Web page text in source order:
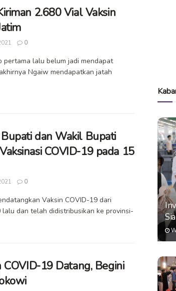
2.680 Vial Vaksin
0
lalu belum jadi mendapat
Ngaiw mendapatkan jatah
dan Wakil Bupati
COVID-19 pada 15
0
Vaksin COVID-19 dari
dan telah didistribusikan ke provinsi-
COVID-19 Datang, Begini